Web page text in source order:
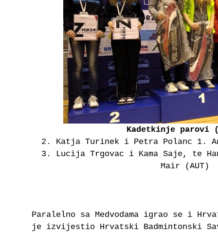
Kadetkinje parovi
2. Katja Turinek i Petra Polanc 1.
3. Lucija Trgovac i Kama Saje, te
Mair (AUT)
Paralelno sa Medvodama igrao se i
je izvijestio Hrvatski Badmintonski